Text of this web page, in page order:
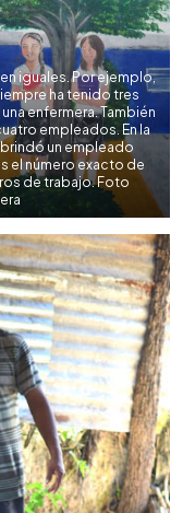
iguales. Por ejemplo,
ha tenido tres
enfermera. También
empleados. En la
un empleado
el número exacto de
de trabajo. Foto